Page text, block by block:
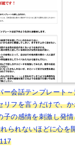
ー会話テンプレート
リフを言うだけで、
子の感情を刺激し発
られないほどに心を